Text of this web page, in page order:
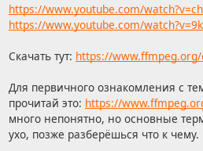
https://www.youtube.com/
https://www.youtube.com/
Скачать тут: https://
Для первичного ознакомления с
прочитай это: https://
много непонятно, но основные
ухо, позже разберёшься что к чему.